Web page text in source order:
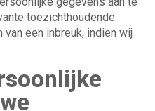
toezichthoudende
een inbreuk, indien wij